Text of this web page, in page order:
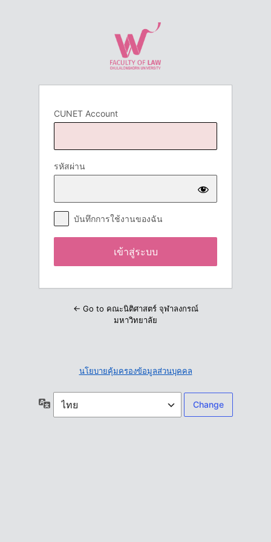
CUNET Account
รหัสผ่าน
บันทึกการใช้งานของฉัน
← Go to คณะนิติศาสตร์ จุฬาลงกรณ์
มหาวิทยาลัย
นโยบายคุ้มครองข้อมูลส่วนบุคคล
ภาษา